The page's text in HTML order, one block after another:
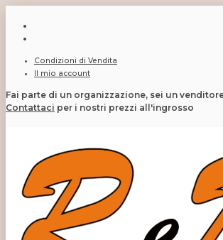
Condizioni di Vendita
Il mio account
Fai parte di un organizzazione, sei un
Contattaci per i nostri prezzi all'ingrosso